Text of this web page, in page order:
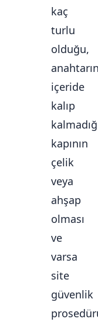
kaç
turlu
olduğu,
içeride
kalıp
kapının
çelik
veya
ahşap
olması
ve
varsa
site
güvenlik